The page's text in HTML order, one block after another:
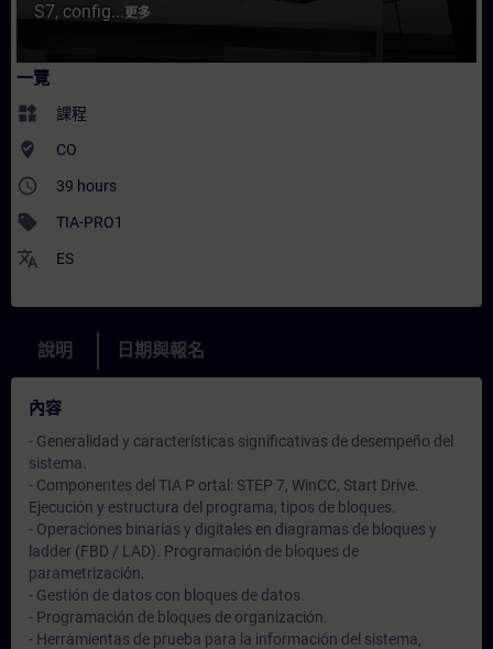
S7, config...更多
一覽
widgets 課程
where_to_vote CO
access_time 39 hours
sell TIA-PRO1
translate ES
說明 日期與報名
內容
- Generalidad y características significativas de desempeño del
sistema.
- Componentes del TIA P ortal: STEP 7, WinCC, Start Drive.
Ejecución y estructura del programa, tipos de bloques.
- Operaciones binarias y digitales en diagramas de bloques y
ladder (FBD / LAD). Programación de bloques de
parametrización.
- Gestión de datos con bloques de datos.
- Programación de bloques de organización.
- Herramientas de prueba para la información del sistema,